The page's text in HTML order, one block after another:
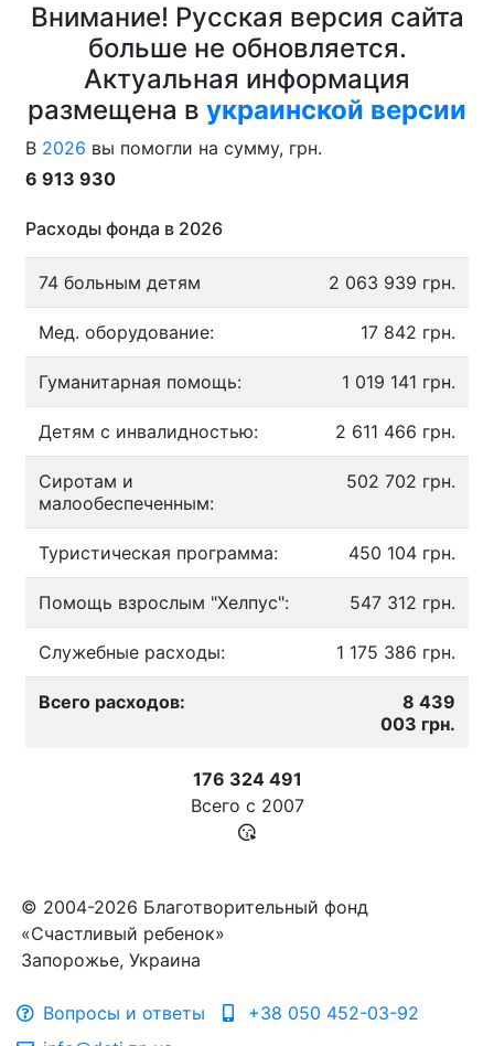
Внимание! Русская версия сайта
больше не обновляется.
Актуальная информация
размещена в украинской версии
В 2026 вы помогли на сумму, грн.
6 913 930
Расходы фонда в 2026
74 больным детям 2 063 939 грн.
Мед. оборудование: 17 842 грн.
Гуманитарная помощь: 1 019 141 грн.
Детям с инвалидностью: 2 611 466 грн.
Сиротам и
малообеспеченным:
502 702 грн.
Туристическая программа: 450 104 грн.
Помощь взрослым "Хелпус": 547 312 грн.
Служебные расходы: 1 175 386 грн.
Всего расходов:
8 439
003 грн.
176 324 491
Всего с 2007
© 2004-2026 Благотворительный фонд
«Счастливый ребенок»
Запорожье, Украина
Вопросы и ответы
+38 050 452-03-92